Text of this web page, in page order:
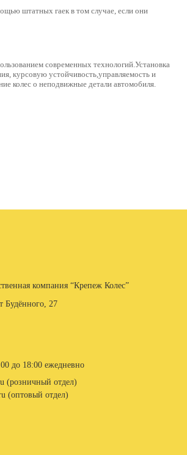
штатных гаек в том случае, если они
современных технологий.Установка
курсовую устойчивость,управляемость и
колес о неподвижные детали автомобиля.
компания “Крепеж Колес”
Будённого, 27
до 18:00 ежедневно
(розничный отдел)
(оптовый отдел)